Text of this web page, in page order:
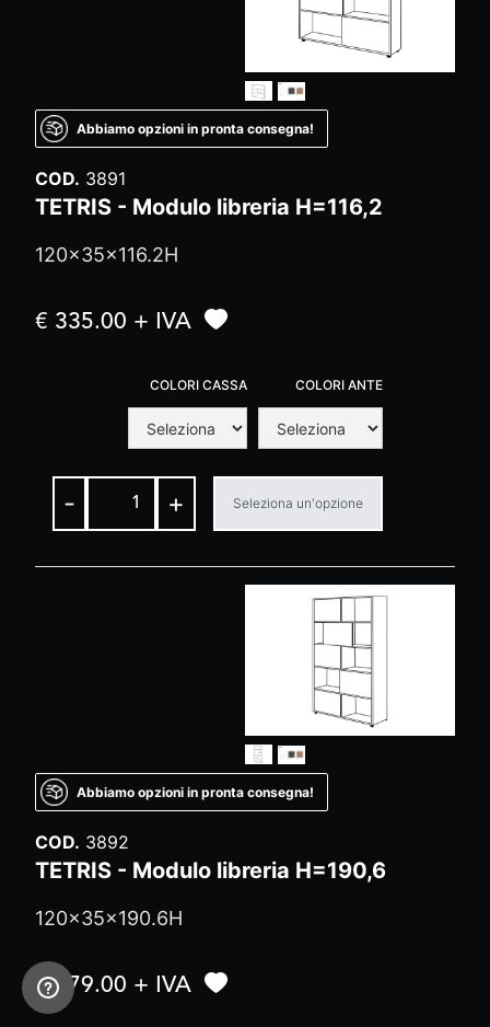
Abbiamo opzioni in pronta consegna!
COD. 3891
TETRIS - Modulo libreria H=116,2
120x35x116.2H
€ 335.00 + IVA
COLORI CASSA COLORI ANTE
- + Seleziona un'opzione
Abbiamo opzioni in pronta consegna!
COD. 3892
TETRIS - Modulo libreria H=190,6
120x35x190.6H
€ 479.00 + IVA